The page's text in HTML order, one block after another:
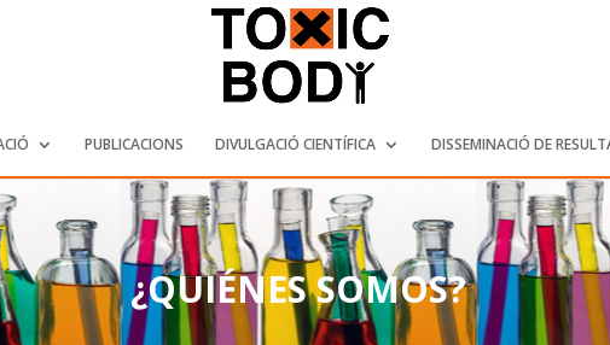
PUBLICACIONS DIVULGACIÓ CIENTÍFICA DISSEMINACIÓ DE
¿QUIÉNES SOMOS?